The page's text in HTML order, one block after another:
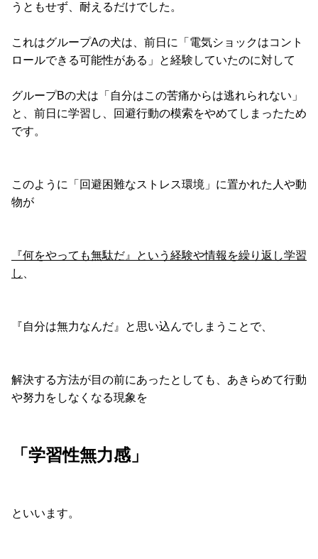
うともせず、耐えるだけでした。
これはグループAの犬は、前日に「電気ショックはコント
ロールできる可能性がある」と経験していたのに対して
グループBの犬は「自分はこの苦痛からは逃れられない」
と、前日に学習し、回避行動の模索をやめてしまったため
です。
このように「回避困難なストレス環境」に置かれた人や動
物が
『何をやっても無駄だ』という経験や情報を繰り返し学習
し
『自分は無力なんだ』と思い込んでしまうことで、
解決する方法が目の前にあったとしても、あきらめて行動
や努力をしなくなる現象を
「学習性無力感」
といいます。